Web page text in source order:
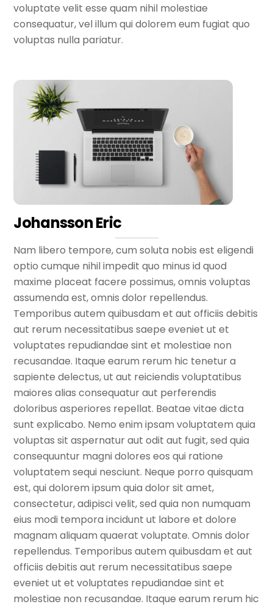
voluptate velit esse quam nihil molestiae
consequatur, vel illum qui dolorem eum fugiat quo
voluptas nulla pariatur.
Johansson Eric
Nam libero tempore, cum soluta nobis est eligendi
optio cumque nihil impedit quo minus id quod
maxime placeat facere possimus, omnis voluptas
assumenda est, omnis dolor repellendus.
Temporibus autem quibusdam et aut officiis debitis
aut rerum necessitatibus saepe eveniet ut et
voluptates repudiandae sint et molestiae non
recusandae. Itaque earum rerum hic tenetur a
sapiente delectus, ut aut reiciendis voluptatibus
maiores alias consequatur aut perferendis
doloribus asperiores repellat. Beatae vitae dicta
sunt explicabo. Nemo enim ipsam voluptatem quia
voluptas sit aspernatur aut odit aut fugit, sed quia
consequuntur magni dolores eos qui ratione
voluptatem sequi nesciunt. Neque porro quisquam
est, qui dolorem ipsum quia dolor sit amet,
consectetur, adipisci velit, sed quia non numquam
eius modi tempora incidunt ut labore et dolore
magnam aliquam quaerat voluptate. Omnis dolor
repellendus. Temporibus autem quibusdam et aut
officiis debitis aut rerum necessitatibus saepe
eveniet ut et voluptates repudiandae sint et
molestiae non recusandae. Itaque earum rerum hic